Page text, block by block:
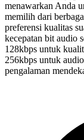
menawarkan Anda
memilih dari
preferensi kualitas
kecepatan bit audio
128kbps untuk
256kbps untuk
pengalaman